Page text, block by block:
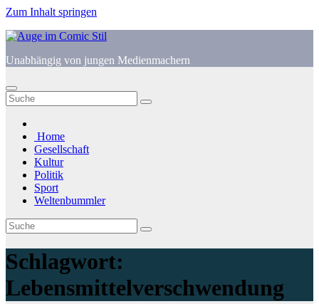
Zum Inhalt springen
Unabhängig von jungen Medienmachern
Home
Gesellschaft
Kultur
Politik
Sport
Weltenbummler
Schlagwort:
Lebensmittelverschwendung